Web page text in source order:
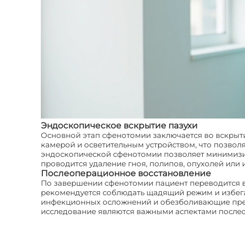
Эндоскопическое вскрытие пазухи
Основной этап сфенотомии заключается во
камерой и осветительным устройством, что
эндоскопической сфенотомии позволяет
проводится удаление гноя, полипов, опухолей
Послеоперационное восстановление
По завершении сфенотомии пациент переводится
рекомендуется соблюдать щадящий режим и
инфекционных осложнений и обезболивающие
исследование являются важными аспектами